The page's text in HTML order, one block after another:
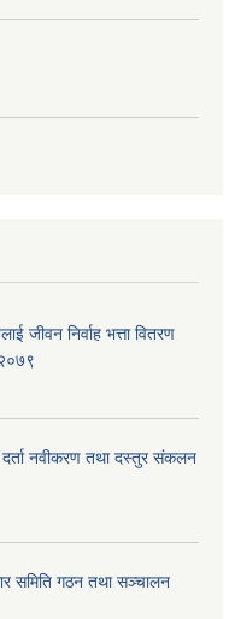
जीवन निर्वाह भत्ता वितरण
दर्ता नवीकरण तथा दस्तुर संकलन
समिति गठन तथा सञ्चालन